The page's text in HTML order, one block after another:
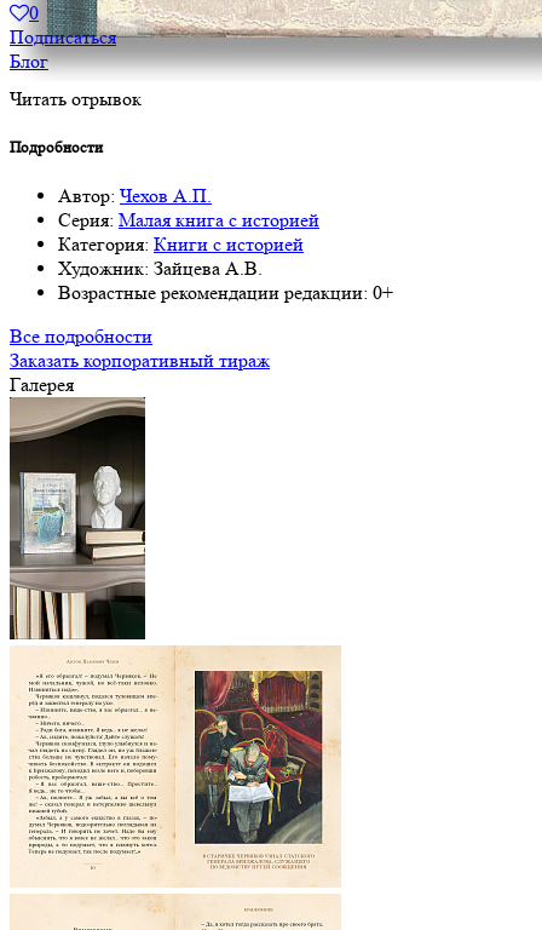
0
Подписаться
Блог
Читать отрывок
Подробности
Автор: Чехов А.П.
Серия: Малая книга с историей
Категория: Книги с историей
Художник: Зайцева А.В.
Возрастные рекомендации редакции: 0+
Все подробности
Заказать корпоративный тираж
Галерея